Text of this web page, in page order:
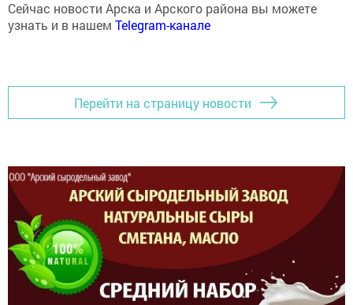
Сейчас новости Арска и Арского района вы можете
узнать и в нашем Telegram-канале
Перейти на страницу новости